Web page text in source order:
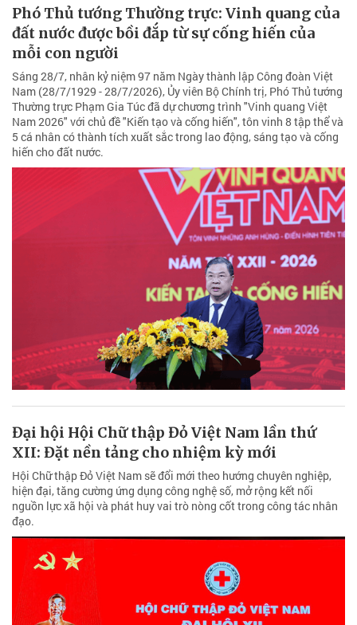
Phó Thủ tướng Thường trực: Vinh quang của
đất nước được bồi đắp từ sự cống hiến của
mỗi con người
Sáng 28/7, nhân kỷ niệm 97 năm Ngày thành lập Công đoàn Việt
Nam (28/7/1929 - 28/7/2026), Ủy viên Bộ Chính trị, Phó Thủ tướng
Thường trực Phạm Gia Túc đã dự chương trình "Vinh quang Việt
Nam 2026" với chủ đề "Kiến tạo và cống hiến", tôn vinh 8 tập thể và
5 cá nhân có thành tích xuất sắc trong lao động, sáng tạo và cống
hiến cho đất nước.
Đại hội Hội Chữ thập Đỏ Việt Nam lần thứ
XII: Đặt nền tảng cho nhiệm kỳ mới
Hội Chữ thập Đỏ Việt Nam sẽ đổi mới theo hướng chuyên nghiệp,
hiện đại, tăng cường ứng dụng công nghệ số, mở rộng kết nối
nguồn lực xã hội và phát huy vai trò nòng cốt trong công tác nhân
đạo.